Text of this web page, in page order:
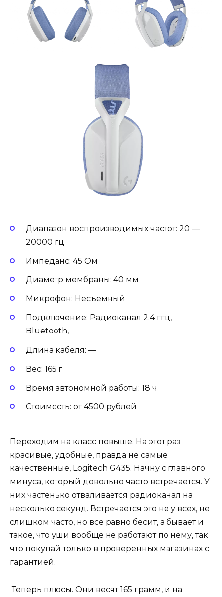
Диапазон воспроизводимых частот: 20 —
20000 гц
Импеданс: 45 Ом
Диаметр мембраны: 40 мм
Микрофон: Несъемный
Подключение: Радиоканал 2.4 ггц,
Bluetooth,
Длина кабеля: —
Вес: 165 г
Время автономной работы: 18 ч
Стоимость: от 4500 рублей
Переходим на класс повыше. На этот раз
красивые, удобные, правда не самые
качественные, Logitech G435. Начну с главного
минуса, который довольно часто встречается. У
них частенько отваливается радиоканал на
несколько секунд. Встречается это не у всех, не
слишком часто, но все равно бесит, а бывает и
такое, что уши вообще не работают по нему, так
что покупай только в проверенных магазинах с
гарантией.
Теперь плюсы. Они весят 165 грамм, и на